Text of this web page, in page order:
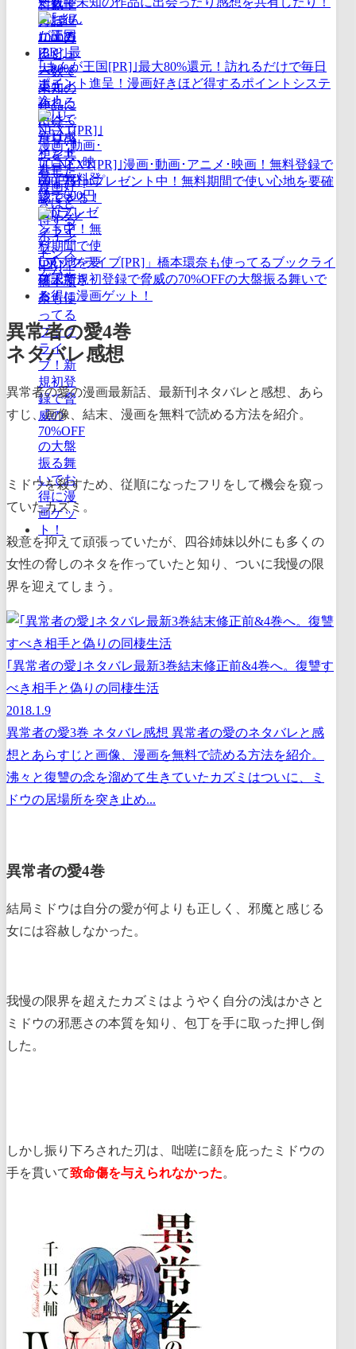
｢まんが王国[PR]｣最大80%還元！訪れるだけで毎日
ポイント進呈！漫画好きほど得するポイントシステ
ム！
｢U-NEXT[PR]｣漫画･動画･アニメ･映画！無料登録で
600円分ptプレゼント中！無料期間で使い心地を要確
認できる！
｢ブックライブ[PR]」橋本環奈も使ってるブックライ
ブ！新規初登録で脅威の70%OFFの大盤振る舞いで
お得に漫画ゲット！
異常者の愛4巻
ネタバレ感想
異常者の愛の漫画最新話、最新刊ネタバレと感想、あら
すじ、画像、結末、漫画を無料で読める方法を紹介。
ミドウを殺すため、従順になったフリをして機会を窺っ
ていたカズミ。
殺意を抑えて頑張っていたが、四谷姉妹以外にも多くの
女性の脅しのネタを作っていたと知り、ついに我慢の限
界を迎えてしまう。
｢異常者の愛｣ネタバレ最新3巻結末修正前&4巻へ。復讐す
べき相手と偽りの同棲生活
2018.1.9
異常者の愛3巻 ネタバレ感想 異常者の愛のネタバレと感
想とあらすじと画像、漫画を無料で読める方法を紹介。
沸々と復讐の念を溜めて生きていたカズミはついに、ミ
ドウの居場所を突き止め...
異常者の愛4巻
結局ミドウは自分の愛が何よりも正しく、邪魔と感じる
女には容赦しなかった。
我慢の限界を超えたカズミはようやく自分の浅はかさと
ミドウの邪悪さの本質を知り、包丁を手に取った押し倒
した。
しかし振り下ろされた刃は、咄嗟に顔を庇ったミドウの
手を貫いて致命傷を与えられなかった。